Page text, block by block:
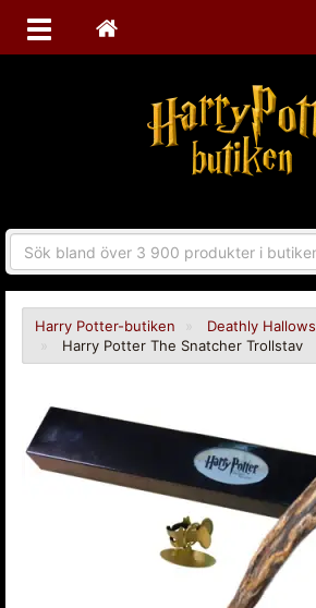
Harry Potter-butiken
Deathly Hallows
Harry Potter The Snatcher Trollstav